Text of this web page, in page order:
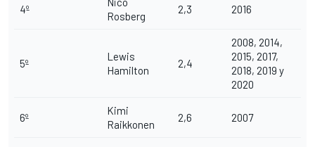
4º
Rosberg
2,3 2016
5º
Lewis
Hamilton
2,4
2008, 2014,
2015, 2017,
2018, 2019 y
2020
6º
Kimi
Raikkonen
2,6 2007